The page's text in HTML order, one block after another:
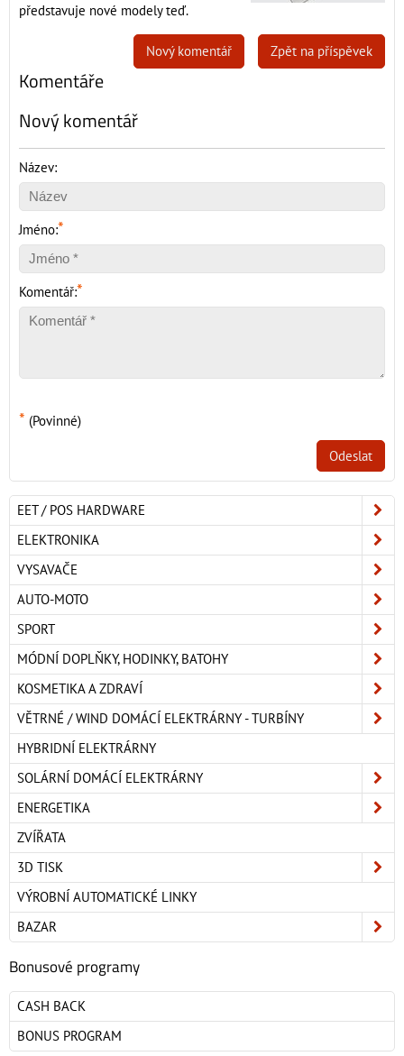
představuje nové modely teď.
Zpět na příspěvek
Nový komentář
Komentáře
Nový komentář
Název:
Jméno:*
Komentář:*
* (Povinné)
Odeslat
EET / POS HARDWARE
ELEKTRONIKA
VYSAVAČE
AUTO-MOTO
SPORT
MÓDNÍ DOPLŇKY, HODINKY, BATOHY
KOSMETIKA A ZDRAVÍ
VĚTRNÉ / WIND DOMÁCÍ ELEKTRÁRNY - TURBÍNY
HYBRIDNÍ ELEKTRÁRNY
SOLÁRNÍ DOMÁCÍ ELEKTRÁRNY
ENERGETIKA
ZVÍŘATA
3D TISK
VÝROBNÍ AUTOMATICKÉ LINKY
BAZAR
Bonusové programy
CASH BACK
BONUS PROGRAM